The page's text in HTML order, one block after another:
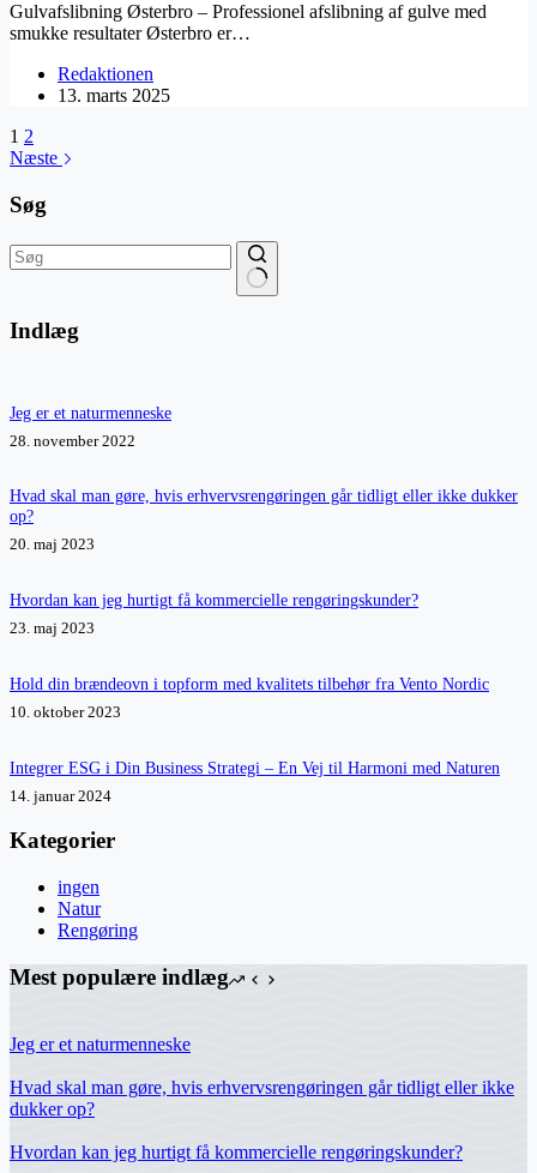
Gulvafslibning Østerbro – Professionel afslibning af gulve med
smukke resultater Østerbro er…
Redaktionen
13. marts 2025
1 2
Næste
Søg
resultater
Indlæg
Jeg er et naturmenneske
28. november 2022
Hvad skal man gøre, hvis erhvervsrengøringen går tidligt eller ikke dukker
op?
20. maj 2023
Hvordan kan jeg hurtigt få kommercielle rengøringskunder?
23. maj 2023
Hold din brændeovn i topform med kvalitets tilbehør fra Vento Nordic
10. oktober 2023
Integrer ESG i Din Business Strategi – En Vej til Harmoni med Naturen
14. januar 2024
Kategorier
ingen
Natur
Rengøring
Mest populære indlæg
Jeg er et naturmenneske
Hvad skal man gøre, hvis erhvervsrengøringen går tidligt eller ikke
dukker op?
Hvordan kan jeg hurtigt få kommercielle rengøringskunder?